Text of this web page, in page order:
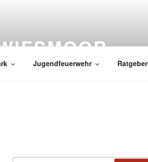
Jugendfeuerwehr Ratgeber